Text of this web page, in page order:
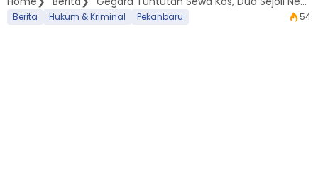
Berita Hukum & Kriminal Pekanbaru 54